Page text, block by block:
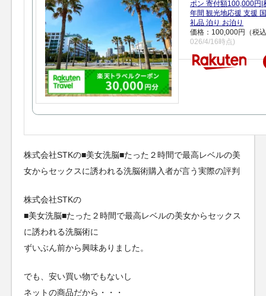
ポン 寄付額100,000円|
年間 観光地応援 支援
礼品 泊り お泊り
価格：100,000円（税
026/4/16時点)
株式会社STKの■美女洗脳■たった２時間で最高レベルの美
女からセックスに誘われる洗脳術購入者が言う実際の評判
株式会社STKの
■美女洗脳■たった２時間で最高レベルの美女からセックス
に誘われる洗脳術に
ずいぶん前から興味ありました。
でも、安い買い物でもないし
ネットの商品だから・・・